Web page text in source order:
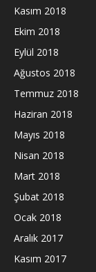
Kasım 2018
Ekim 2018
Eylül 2018
Ağustos 2018
Temmuz 2018
Haziran 2018
Mayıs 2018
Nisan 2018
Mart 2018
Şubat 2018
Ocak 2018
Aralık 2017
Kasım 2017